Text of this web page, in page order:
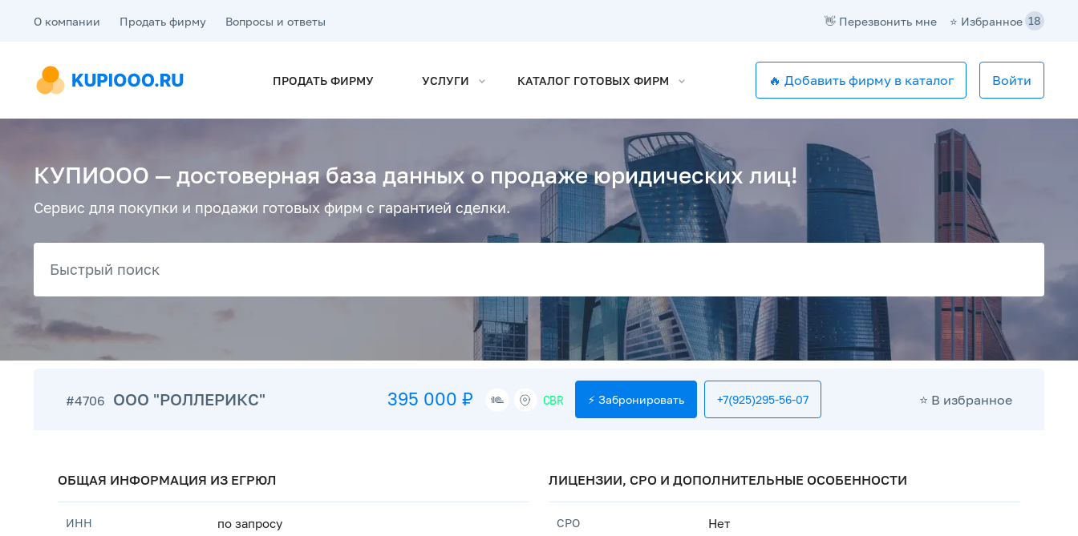
О компании Продать фирму Вопросы и ответы 👋 Перезвонить мне ⭐️ Избранное 18
ПРОДАТЬ ФИРМУ УСЛУГИ КАТАЛОГ ГОТОВЫХ ФИРМ 🔥 Добавить фирму в каталог Войти
КУПИООО — достоверная база данных о продаже юридических лиц!
Сервис для покупки и продажи готовых фирм с гарантией сделки.
#4706 ООО "РОЛЛЕРИКС" 395 000 ₽ CBR ⚡ Забронировать +7(925)295-56-07 ⭐️ В избранное
ОБЩАЯ ИНФОРМАЦИЯ ИЗ ЕГРЮЛ
ИНН по запросу
ЛИЦЕНЗИИ, СРО И ДОПОЛНИТЕЛЬНЫЕ ОСОБЕННОСТИ
СРО Нет